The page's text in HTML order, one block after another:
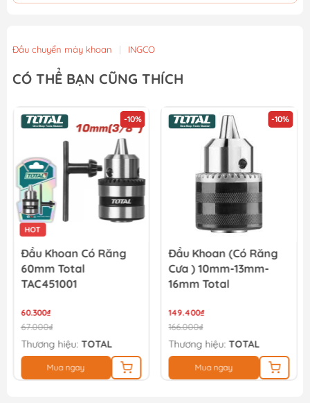
Máy khoan đục bê tông pin 20v lực 3.5J YUPAI YP20-H3...
2.195.000₫
Máy khoan bê tông pin YUPAI YP20 H24M 20V (full bộ)
3.696.000₫
Đầu chuyển máy khoan | INGCO
CÓ THỂ BẠN CŨNG THÍCH
-10%
HOT
Đầu Khoan Có Răng
60mm Total
TAC451001
60.300₫
67.000₫
Thương hiệu: TOTAL
Mua ngay
-10%
Đầu Khoan (có Răng
Cưa ) 10mm-13mm-
16mm Total
149.400₫
166.000₫
Thương hiệu:TOTAL
Mua ngay